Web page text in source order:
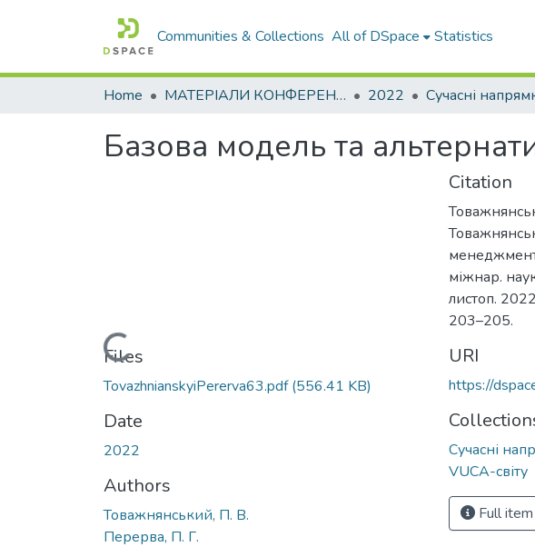
Communities & Collections All of DSpace Statistics
Home МАТЕРІАЛИ КОНФЕРЕНЦІЙ 2022
Базова модель та
Loading...
Files
TovazhnianskyiPererva63.pdf(556.41 KB)
Date
2022
Authors
Товажнянський, П. В.
Перерва, П. Г.
Citation
міжнар.
листоп.
203–205.
URI
https://
Сучасні
VUCA-світу
Full